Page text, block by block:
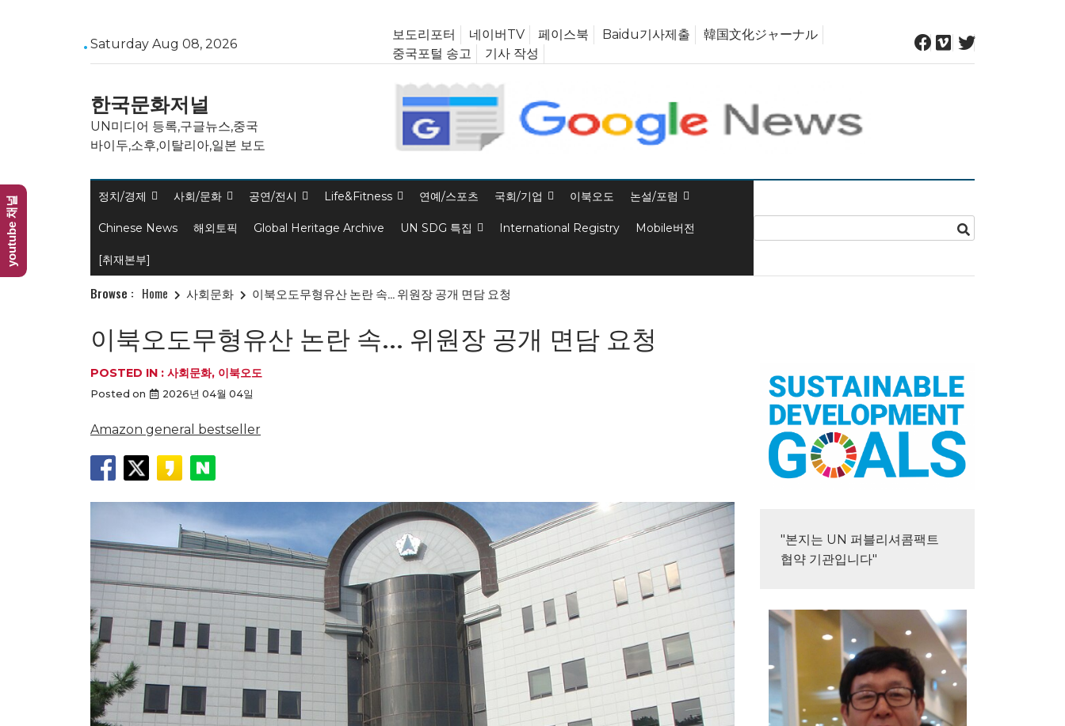
Saturday Aug 08, 2026
보도리포터 네이버TV 페이스북 Baidu기사제출
韓国文化ジャーナル
중국포털 송고
기사 작성
한국문화저널
UN미디어 등록,구글뉴스,중국
바이두,소후,이탈리아,일본 보도
정치/경제 사회/문화 공연/전시 Life&Fitness 연예/스포츠 국회/기업 이북오도 논설/포럼
Chinese News 해외토픽 Global Heritage Archive UN SDG 특집 International Registry Mobile버전
[취재본부]
Browse : Home 사회문화 이북오도무형유산 논란 속… 위원장 공개 면담 요청
이북오도무형유산 논란 속… 위원장 공개 면담 요청
POSTED IN : 사회문화, 이북오도
Posted on 2026년 04월 04일
Amazon general bestseller
"본지는 UN 퍼블리셔콤팩트
협약 기관입니다"
youtube 채널